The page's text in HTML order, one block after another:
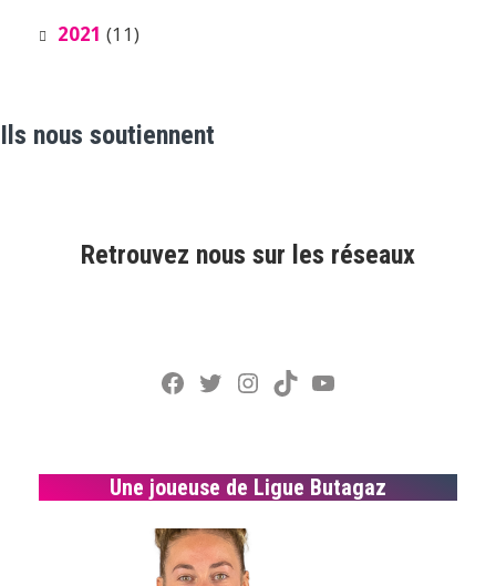
2021 (11)
Ils nous soutiennent
Retrouvez nous sur les réseaux
Facebook
Twitter
Instagram
TikTokYouTube
Une joueuse de Ligue Butagaz